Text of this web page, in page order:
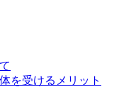
を受けるメリット